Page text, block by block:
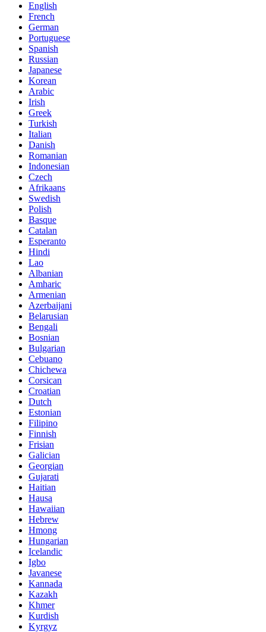
English
French
German
Portuguese
Spanish
Russian
Japanese
Korean
Arabic
Irish
Greek
Turkish
Italian
Danish
Romanian
Indonesian
Czech
Afrikaans
Swedish
Polish
Basque
Catalan
Esperanto
Hindi
Lao
Albanian
Amharic
Armenian
Azerbaijani
Belarusian
Bengali
Bosnian
Bulgarian
Cebuano
Chichewa
Corsican
Croatian
Dutch
Estonian
Filipino
Finnish
Frisian
Galician
Georgian
Gujarati
Haitian
Hausa
Hawaiian
Hebrew
Hmong
Hungarian
Icelandic
Igbo
Javanese
Kannada
Kazakh
Khmer
Kurdish
Kyrgyz